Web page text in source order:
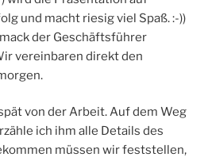
und macht riesig viel Spaß. :-))
der Geschäftsführer
vereinbaren direkt den
von der Arbeit. Auf dem Weg
ich ihm alle Details des
müssen wir feststellen,